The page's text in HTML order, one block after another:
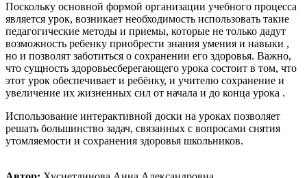
Поскольку основной формой организации учебного процесса
является урок, возникает необходимость использовать такие
педагогические методы и приемы, которые не только дадут
возможность ребенку приобрести знания умения и навыки ,
но и позволят заботиться о сохранении его здоровья. Важно,
что сущность здоровьесберегающего урока состоит в том, что
этот урок обеспечивает и ребёнку, и учителю сохранение и
увеличение их жизненных сил от начала и до конца урока .
Использование интерактивной доски на уроках позволяет
решать большинство задач, связанных с вопросами снятия
утомляемости и сохранения здоровья школьников.